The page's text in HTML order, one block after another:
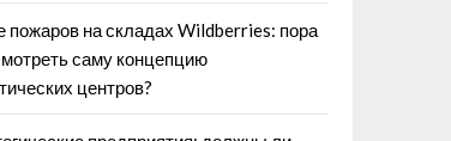
пожаров на складах Wildberries: пора
саму концепцию
центров?